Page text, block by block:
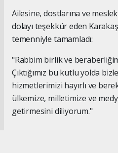
Ailesine, dostlarına ve
dolayı teşekkür eden
temenniyle tamamladı:
"Rabbim birlik ve
Çıktığımız bu kutlu yolda
hizmetlerimizi hayırlı ve
ülkemize, milletimize ve
getirmesini diliyorum."